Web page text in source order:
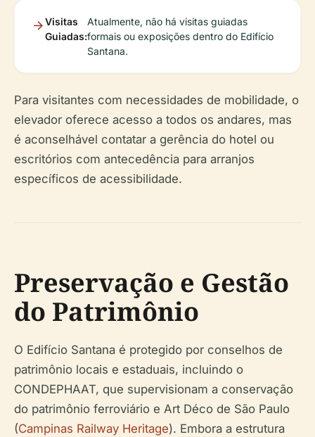
Visitas
Guiadas:
Atualmente, não há visitas guiadas
formais ou exposições dentro do Edifício
Santana.
Para visitantes com necessidades de mobilidade, o
elevador oferece acesso a todos os andares, mas
é aconselhável contatar a gerência do hotel ou
escritórios com antecedência para arranjos
específicos de acessibilidade.
Preservação e Gestão
do Patrimônio
O Edifício Santana é protegido por conselhos de
patrimônio locais e estaduais, incluindo o
CONDEPHAAT, que supervisionam a conservação
do patrimônio ferroviário e Art Déco de São Paulo
(Campinas Railway Heritage). Embora a estrutura